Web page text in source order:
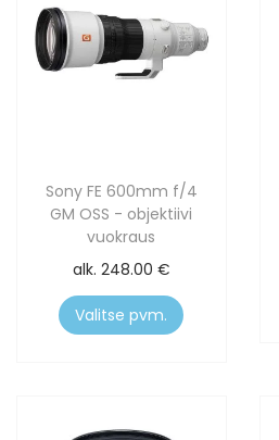
Sony FE 600mm f/4
GM OSS - objektiivi
vuokraus
alk. 248.00 €
Valitse pvm.